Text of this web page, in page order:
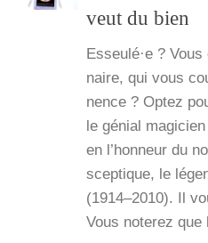
veut du bien
Esseulé·e ?
naire, qui vous
nence ? Optez
le génial
en l’hon­neur du
scep­tique, le
(1914–2010). Il
Vous note­rez